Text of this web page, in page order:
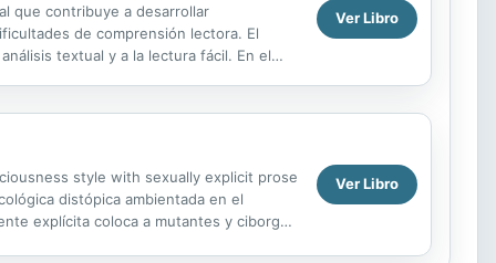
que contribuye a desarrollar
de comprensión lectora. El
textual y a la lectura fácil. En el
Ver Libro
style with sexually explicit prose
distópica ambientada en el
explícita coloca a mutantes y ciborgos
Ver Libro